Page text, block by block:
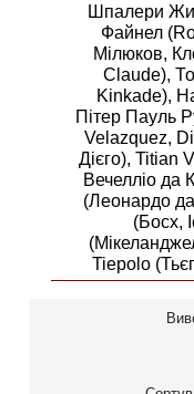
Шпалери
Файнел
Мілюков,
Claude),
Kinkade),
Пітер Пауль
Velazquez,
Дієго), Titian
Вечелліо да
(Леонардо
(Босх,
Tiepolo